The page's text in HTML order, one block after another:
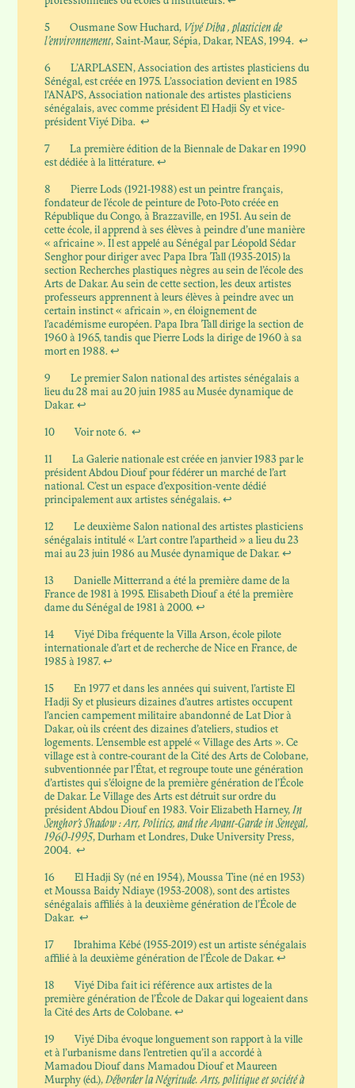
5 Ousmane Sow Huchard, Viyé Diba , plasticien de
l’environnement, Saint-Maur, Sépia, Dakar, NEAS, 1994. ↩
6
L’ARPLASEN, Association des artistes plasticiens du
Sénégal, est créée en 1975. L’association devient en 1985
l’ANAPS, Association nationale des artistes plasticiens
sénégalais, avec comme président El Hadji Sy et vice-
président Viyé Diba. ↩
7
La première édition de la Biennale de Dakar en 1990
est dédiée à la littérature. ↩
8
Pierre Lods (1921-1988) est un peintre français,
fondateur de l’école de peinture de Poto-Poto créée en
République du Congo, à Brazzaville, en 1951. Au sein de
cette école, il apprend à ses élèves à peindre d’une manière
« africaine ». Il est appelé au Sénégal par Léopold Sédar
Senghor pour diriger avec Papa Ibra Tall (1935-2015) la
section Recherches plastiques nègres au sein de l’école des
Arts de Dakar. Au sein de cette section, les deux artistes
professeurs apprennent à leurs élèves à peindre avec un
certain instinct « africain », en éloignement de
l’académisme européen. Papa Ibra Tall dirige la section de
1960 à 1965, tandis que Pierre Lods la dirige de 1960 à sa
mort en 1988. ↩
9
Le premier Salon national des artistes sénégalais a
lieu du 28 mai au 20 juin 1985 au Musée dynamique de
Dakar. ↩
10 Voir note 6.↩
11
La Galerie nationale est créée en janvier 1983 par le
président Abdou Diouf pour fédérer un marché de l’art
national. C’est un espace d’exposition-vente dédié
principalement aux artistes sénégalais. ↩
12
Le deuxième Salon national des artistes plasticiens
sénégalais intitulé « L’art contre l’apartheid » a lieu du 23
mai au 23 juin 1986 au Musée dynamique de Dakar. ↩
13
Danielle Mitterrand a été la première dame de la
France de 1981 à 1995. Elisabeth Diouf a été la première
dame du Sénégal de 1981 à 2000. ↩
14
Viyé Diba fréquente la Villa Arson, école pilote
internationale d’art et de recherche de Nice en France, de
1985 à 1987. ↩
15
En 1977 et dans les années qui suivent, l’artiste El
Hadji Sy et plusieurs dizaines d’autres artistes occupent
l’ancien campement militaire abandonné de Lat Dior à
Dakar, où ils créent des dizaines d’ateliers, studios et
logements. L’ensemble est appelé « Village des Arts ». Ce
village est à contre-courant de la Cité des Arts de Colobane,
subventionnée par l’État, et regroupe toute une génération
d’artistes qui s’éloigne de la première génération de l’École
de Dakar. Le Village des Arts est détruit sur ordre du
président Abdou Diouf en 1983. Voir Elizabeth Harney,In
Senghor’s Shadow : Art, Politics, and the Avant-Garde in Senegal,
1960-1995, Durham et Londres, Duke University Press,
2004. ↩
16
El Hadji Sy (né en 1954), Moussa Tine (né en 1953)
et Moussa Baidy Ndiaye (1953-2008), sont des artistes
sénégalais affiliés à la deuxième génération de l’École de
Dakar. ↩
17
Ibrahima Kébé (1955-2019) est un artiste sénégalais
affilié à la deuxième génération de l’École de Dakar. ↩
18
Viyé Diba fait ici référence aux artistes de la
première génération de l’École de Dakar qui logeaient dans
la Cité des Arts de Colobane. ↩
19
Viyé Diba évoque longuement son rapport à la ville
et à l’urbanisme dans l’entretien qu’il a accordé à
Mamadou Diouf dans Mamadou Diouf et Maureen
Murphy (éd.), Déborder la Négritude. Arts, politique et société à